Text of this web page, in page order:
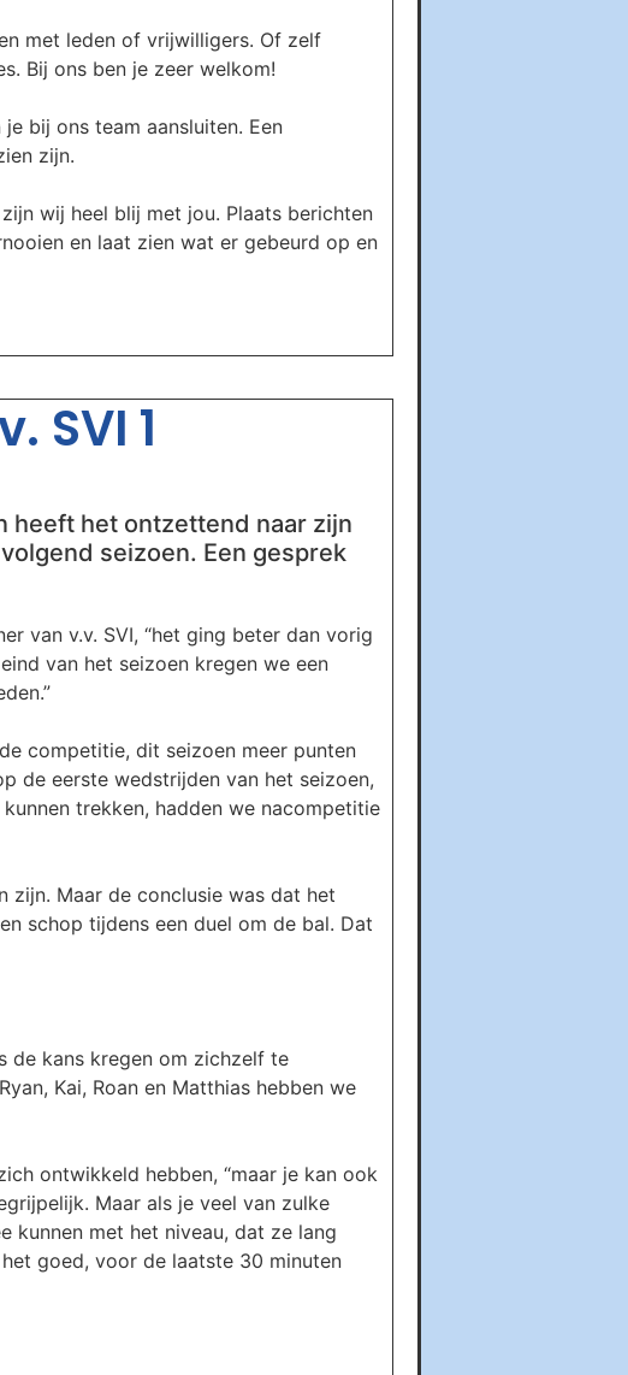
met leden of vrijwilligers. Of zelf
Bij ons ben je zeer welkom!
bij ons team aansluiten. Een
zijn.
wij heel blij met jou. Plaats berichten
en laat zien wat er gebeurd op en
SVI 1
heeft het ontzettend naar zijn
seizoen. Een gesprek
van v.v. SVI, “het ging beter dan vorig
van het seizoen kregen we een
competitie, dit seizoen meer punten
de eerste wedstrijden van het seizoen,
trekken, hadden we nacompetitie
zijn. Maar de conclusie was dat het
schop tijdens een duel om de bal. Dat
de kans kregen om zichzelf te
Kai, Roan en Matthias hebben we
ontwikkeld hebben, “maar je kan ook
Maar als je veel van zulke
kunnen met het niveau, dat ze lang
goed, voor de laatste 30 minuten